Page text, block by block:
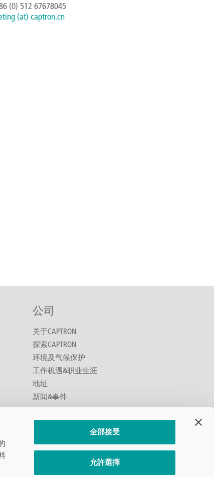
全部接受
允許選擇
(0) 512 67678045
(at) captron.cn
公司
关于CAPTRON
探索CAPTRON
环境及气候保护
工作机遇&职业生涯
地址
新闻&事件
CAPTRON领英及微信账号